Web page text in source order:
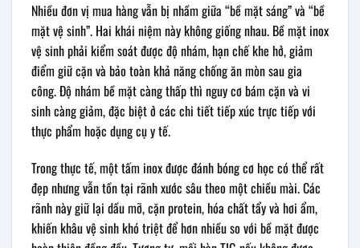
Nhiều đơn vị mua hàng vẫn bị nhầm giữa “bề mặt sáng” và “bề
mặt vệ sinh”. Hai khái niệm này không giống nhau. Bề mặt inox
vệ sinh phải kiểm soát được độ nhám, hạn chế khe hở, giảm
điểm giữ cặn và bảo toàn khả năng chống ăn mòn sau gia
công. Độ nhám bề mặt càng thấp thì nguy cơ bám cặn và vi
sinh càng giảm, đặc biệt ở các chi tiết tiếp xúc trực tiếp với
thực phẩm hoặc dụng cụ y tế.
Trong thực tế, một tấm inox được đánh bóng cơ học có thể rất
đẹp nhưng vẫn tồn tại rãnh xước sâu theo một chiều mài. Các
rãnh này giữ lại dầu mỡ, cặn protein, hóa chất tẩy và hơi ẩm,
khiến khâu vệ sinh khó triệt để hơn nhiều so với bề mặt được